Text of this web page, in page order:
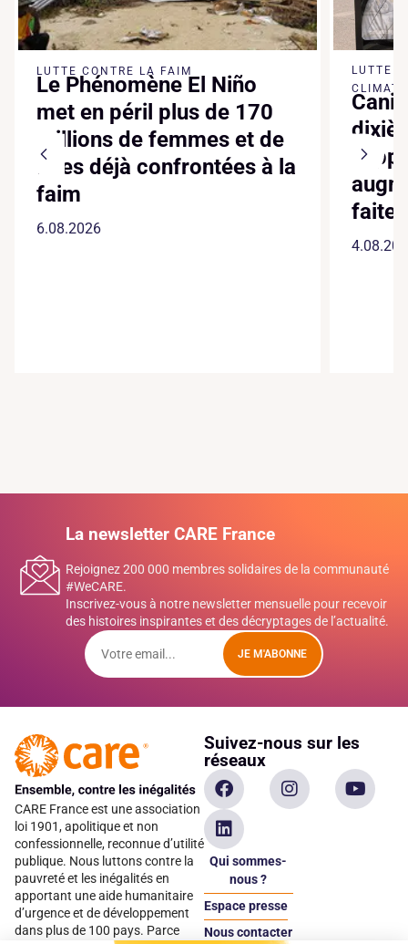
LUTTE CONTRE LA FAIM
Le Phénomène El Niño
met en péril plus de 170
millions de femmes et de
filles déjà confrontées à la
faim
6.08.2026
LUTTE
La newsletter CARE France
Rejoignez 200 000 membres solidaires de la communauté
#WeCARE.
Inscrivez-vous à notre newsletter mensuelle pour recevoir
des histoires inspirantes et des décryptages de l’actualité.
JE M'ABONNE
CARE France est une association
loi 1901, apolitique et non
confessionnelle, reconnue d’utilité
publique. Nous luttons contre la
pauvreté et les inégalités en
apportant une aide humanitaire
d’urgence et de développement
dans plus de 100 pays. Parce
Suivez-nous sur les
réseaux
Qui sommes-
nous ?
Espace presse
Nous contacter